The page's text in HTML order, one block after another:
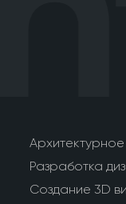
Разработка
Создание 3D